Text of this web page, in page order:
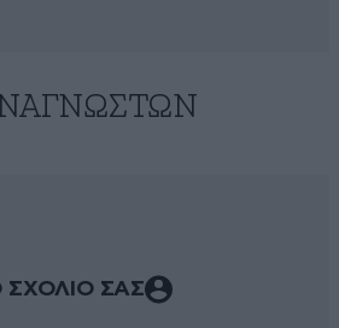
ΣΧΟΛΙΟ ΣΑΣ